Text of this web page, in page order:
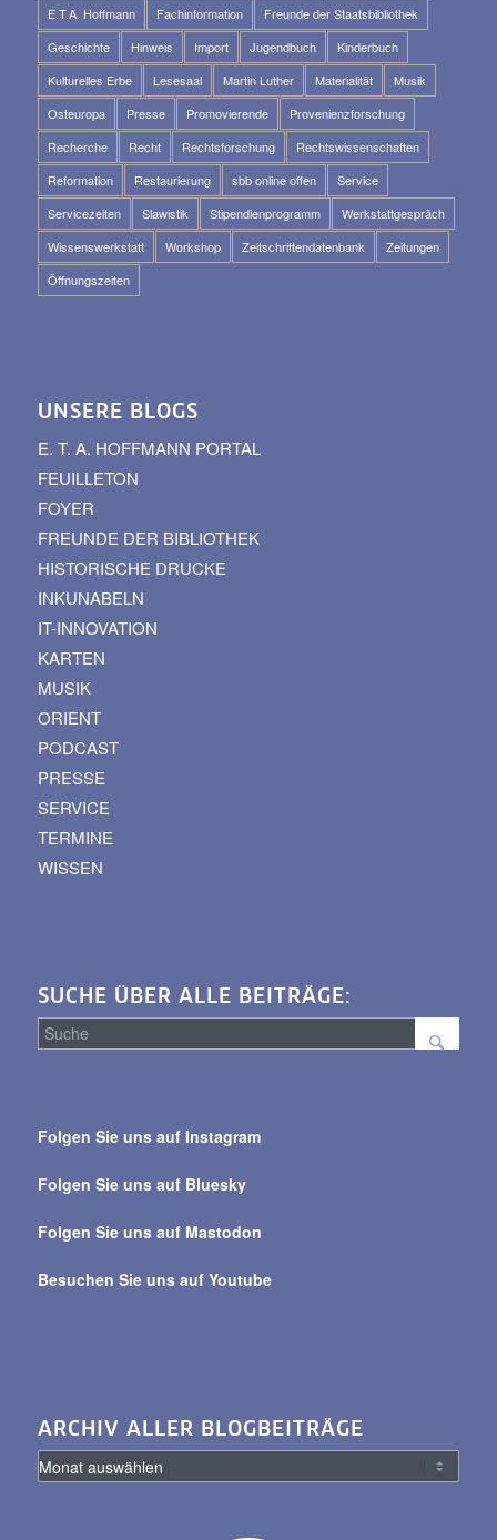
E.T.A. Hoffmann
Fachinformation
Freunde der Staatsbibliothek
Geschichte
Hinweis Import Jugendbuch
Kinderbuch
Kulturelles Erbe
Lesesaal Martin Luther Materialität
Musik
Osteuropa
Presse Promovierende
Provenienzforschung
Recherche
Recht Rechtsforschung
Rechtswissenschaften
Reformation
Restaurierung sbb online offen
Service
Servicezeiten
Slawistik Stipendienprogramm
Werkstattgespräch
Wissenswerkstatt
Workshop Zeitschriftendatenbank
Zeitungen
Öffnungszeiten
UNSERE BLOGS
E. T. A. HOFFMANN PORTAL
FEUILLETON
FOYER
FREUNDE DER BIBLIOTHEK
HISTORISCHE DRUCKE
INKUNABELN
IT-INNOVATION
KARTEN
MUSIK
ORIENT
PODCAST
PRESSE
SERVICE
TERMINE
WISSEN
SUCHE ÜBER ALLE BEITRÄGE:
alle
Folgen Sie uns auf Instagram
Folgen Sie uns auf Bluesky
Folgen Sie uns auf Mastodon
Besuchen Sie uns auf Youtube
ARCHIV ALLER BLOGBEITRÄGE